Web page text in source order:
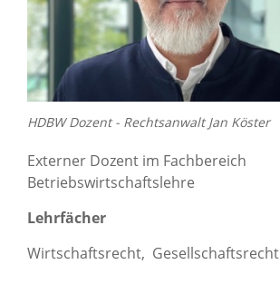
HDBW Dozent - Rechtsanwalt Jan Köster
Externer Dozent im Fachbereich
Betriebswirtschaftslehre
Lehrfächer
Wirtschaftsrecht, Gesellschaftsrecht